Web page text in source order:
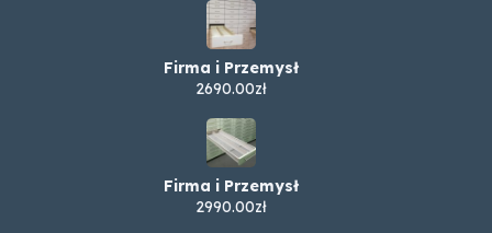
Firma i Przemysł
2690.00zł
Firma i Przemysł
2990.00zł